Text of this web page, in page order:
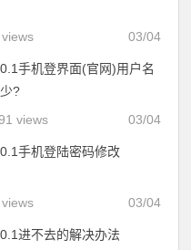
03/04
手机登界面(官网)用户名
?
03/04
views
手机登陆密码修改
03/04
进不去的解决办法